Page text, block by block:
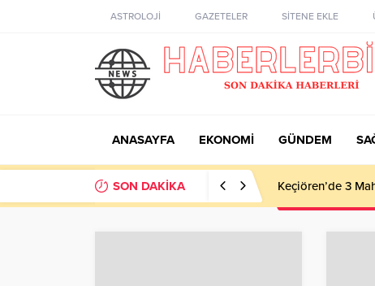
ASTROLOJİ GAZETELER SİTENE EKLE
ANASAYFA EKONOMİ GÜNDEM
SON DAKİKA Keçiören’de 3